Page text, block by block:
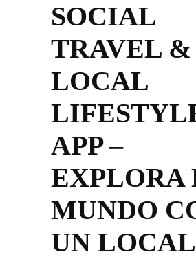
SOCIAL
TRAVEL &
LOCAL
APP –
EXPLORA
MUNDO
UN LOCAL